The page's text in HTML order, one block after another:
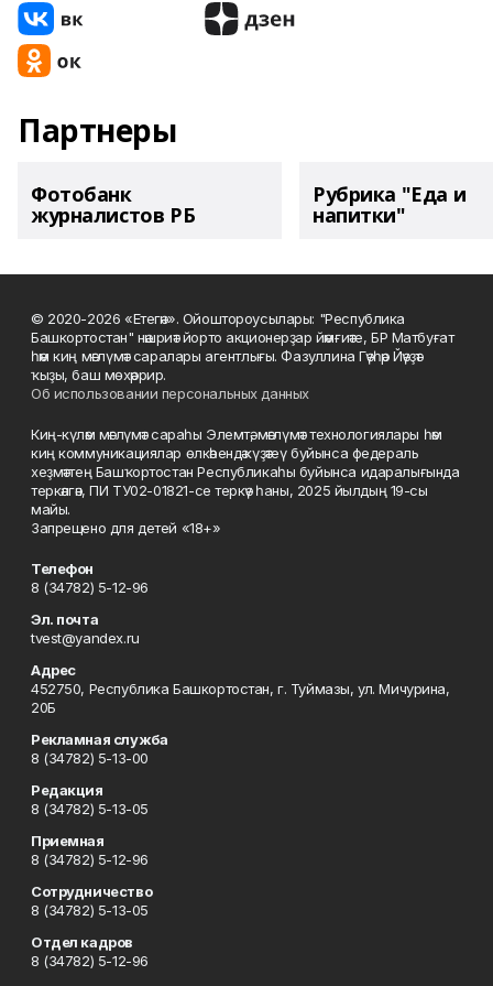
Партнеры
Фотобанк
журналистов РБ
Рубрика "Еда и
напитки"
© 2020-2026 «Етегән». Ойоштороусылары: "Республика
Башкортостан" нәшриәт йорто акционерҙар йәмғиәте, БР Матбуғат
һәм киң мәғлүмәт саралары агентлығы. Фазуллина Гәүһәр Йәүҙәт
ҡыҙы, баш мөхәррир.
Об использовании персональных данных
Киң-күләм мәғлүмәт сараһы Элемтә, мәғлүмәт технологиялары һәм
киң коммуникациялар өлкәһендә күҙәтеү буйынса федераль
хеҙмәттең Башҡортостан Республикаһы буйынса идаралығында
теркәлгән, ПИ ТУ02-01821-се теркәү һаны, 2025 йылдың 19-сы
майы.
Запрещено для детей «18+»
Телефон
8 (34782) 5-12-96
Эл. почта
tvest@yandex.ru
Адрес
452750, Республика Башкортостан, г. Туймазы, ул. Мичурина,
20Б
Рекламная служба
8 (34782) 5-13-00
Редакция
8 (34782) 5-13-05
Приемная
8 (34782) 5-12-96
Сотрудничество
8 (34782) 5-13-05
Отдел кадров
8 (34782) 5-12-96